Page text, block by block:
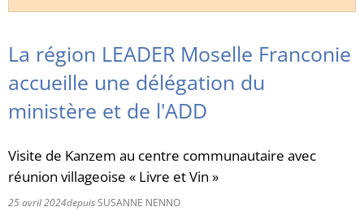
RU
La région LEADER Moselle Franconie
accueille une délégation du
ministère et de l'ADD
Visite de Kanzem au centre communautaire avec
réunion villageoise « Livre et Vin »
25 avril 2024depuisSUSANNE NENNO